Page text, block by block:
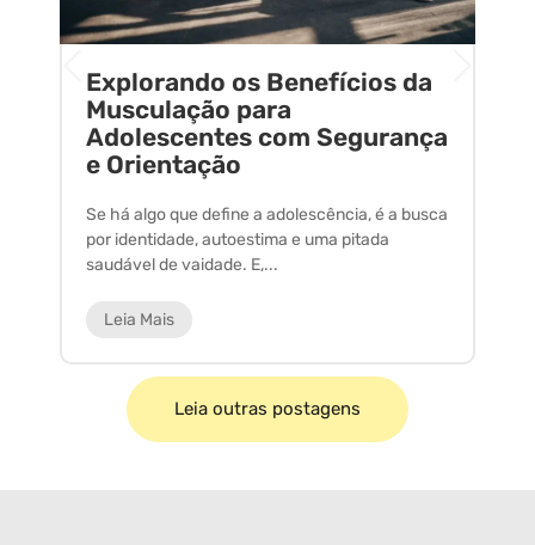
Explorando os Benefícios da
Musculação para
Adolescentes com Segurança
e Orientação
Se há algo que define a adolescência, é a busca
por identidade, autoestima e uma pitada
saudável de vaidade. E,...
Leia Mais
Leia outras postagens